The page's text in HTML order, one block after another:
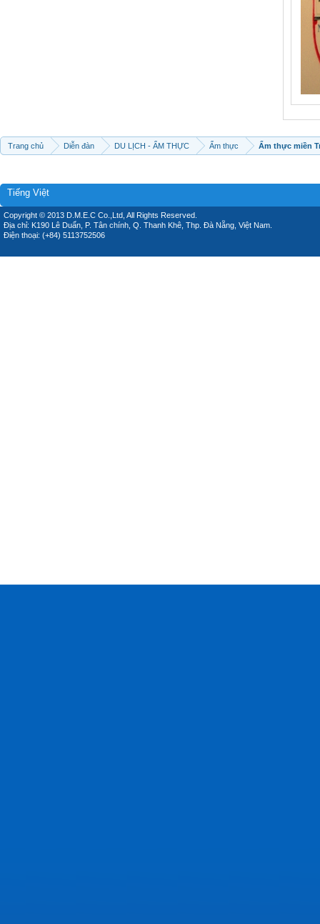
Trang chủ Diễn đàn DU LỊCH - ẨM THỰC Ẩm thực Ẩm thực miền
Tiếng Việt
Copyright © 2013 D.M.E.C Co.,Ltd, All Rights Reserved.
Địa chỉ: K190 Lê Duẩn, P. Tân chính, Q. Thanh Khê, Thp. Đà Nẵng, Việt Nam.
Điện thoại: (+84) 5113752506